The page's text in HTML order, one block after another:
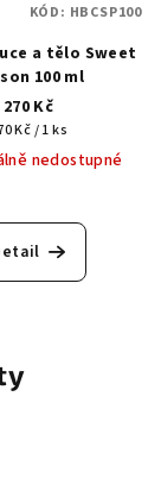
a tělo Sweet
100 ml
270 Kč
Kč / 1 ks
nedostupné
KÓD: HBCSP100